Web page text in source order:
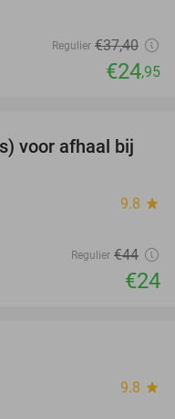
Regulier €37,40
€24,95
45%
voor afhaal bij
9.8 star
Regulier €44
€24
9.8 star